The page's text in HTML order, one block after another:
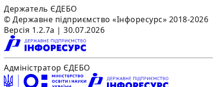
Держатель ЄДЕБО
© Державне підприємство «Інфоресурс» 2018-2026
Версія 1.2.7a | 30.07.2026
Адміністратор ЄДЕБО